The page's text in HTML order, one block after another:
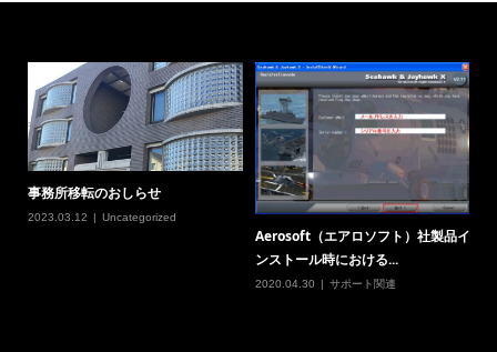
事務所移転のおしらせ
2023.03.12 Uncategorized
Aerosoft（エアロソフト）社製品イ
ンストール時における...
2020.04.30 サポート関連